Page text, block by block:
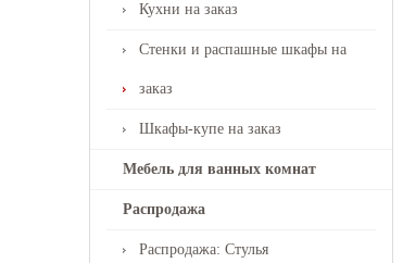
Кухни на заказ
Стенки и распашные шкафы на
заказ
Шкафы-купе на заказ
Мебель для ванных комнат
Распродажа
Распродажа: Стулья